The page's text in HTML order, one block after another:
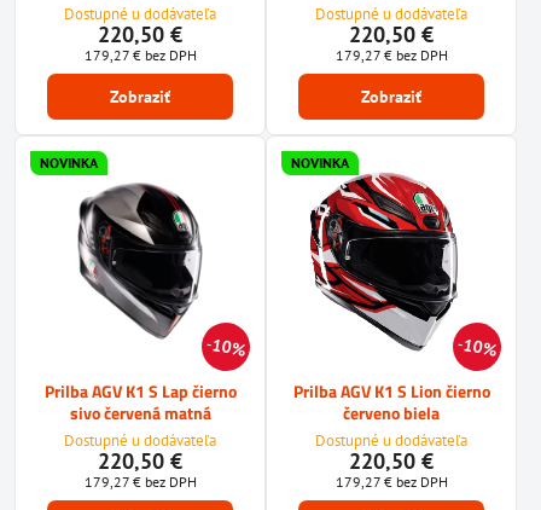
Dostupné u dodávateľa
220,50 €
179,27 € bez DPH
Zobraziť
Dostupné u dodávateľa
220,50 €
179,27 € bez DPH
Zobraziť
10%
NOVINKA
Prilba AGV K1 S Lap čierno
sivo červená matná
Dostupné u dodávateľa
220,50 €
179,27 € bez DPH
10%
NOVINKA
Prilba AGV K1 S Lion čierno
červeno biela
Dostupné u dodávateľa
220,50 €
179,27 € bez DPH